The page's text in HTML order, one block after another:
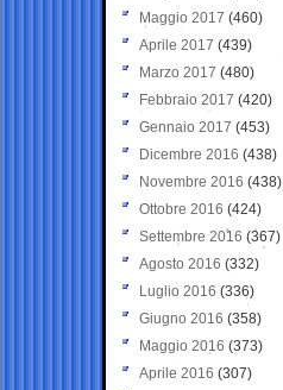
Maggio 2017 (460)
Aprile 2017 (439)
Marzo 2017 (480)
Febbraio 2017 (420)
Gennaio 2017 (453)
Dicembre 2016 (438)
Novembre 2016 (438)
Ottobre 2016 (424)
Settembre 2016 (367)
Agosto 2016 (332)
Luglio 2016 (336)
Giugno 2016 (358)
Maggio 2016 (373)
Aprile 2016 (307)